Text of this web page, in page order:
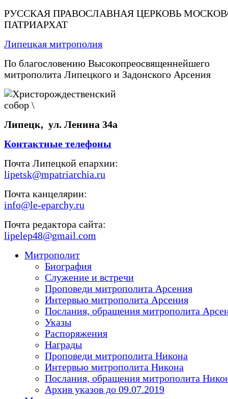
РУССКАЯ ПРАВОСЛАВНАЯ ЦЕРКОВЬ
ПАТРИАРХАТ
Липецкая митрополия
По благословению Высокопреосвященнейшего
митрополита Липецкого и Задонского Арсения
Липецк, ул. Ленина 34а
Контактные телефоны
Почта Липецкой епархии:
lipetsk@mpatriarchia.ru
Почта канцелярии:
info@le-eparchy.ru
Почта редактора сайта:
lipelep48@gmail.com
Митрополит
Биография
Служение и встречи
Проповеди митрополита Арсения
Интервью митрополита Арсения
Послания, обращения митрополита
Указы
Распоряжения
Награды
Проповеди митрополита Никона
Интервью митрополита Никона
Послания, обращения митрополита
Архив указов до 09.07.2019